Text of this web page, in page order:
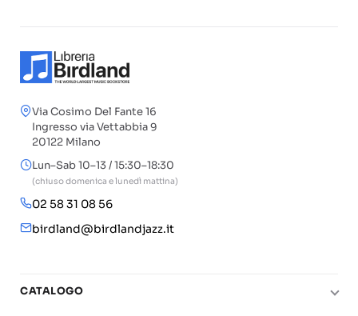
Via Cosimo Del Fante 16
Ingresso via Vettabbia 9
20122 Milano
Lun–Sab 10–13 / 15:30–18:30
(chiuso domenica e lunedì mattina)
02 58 31 08 56
birdland@birdlandjazz.it
CATALOGO